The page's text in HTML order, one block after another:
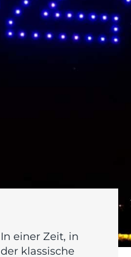
In einer Zeit, in
der klassische